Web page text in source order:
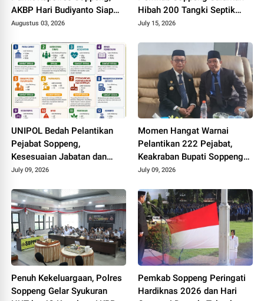
AKBP Hari Budiyanto Siap
Lanjutkan Sinergi untuk
Augustus 03, 2026
Hibah 200 Tangki Septik
untuk Warga
July 15, 2026
UNIPOL Bedah Pelantikan
Pejabat Soppeng,
Kesesuaian Jabatan dan
Disiplin Ilmu Capai 70–75
July 09, 2026
Momen Hangat Warnai
Pelantikan 222 Pejabat,
Keakraban Bupati Soppeng
dan Kepala Kemenag Curi
July 09, 2026
Penuh Kekeluargaan, Polres
Soppeng Gelar Syukuran
Pemkab Soppeng Peringati
Hardiknas 2026 dan Hari